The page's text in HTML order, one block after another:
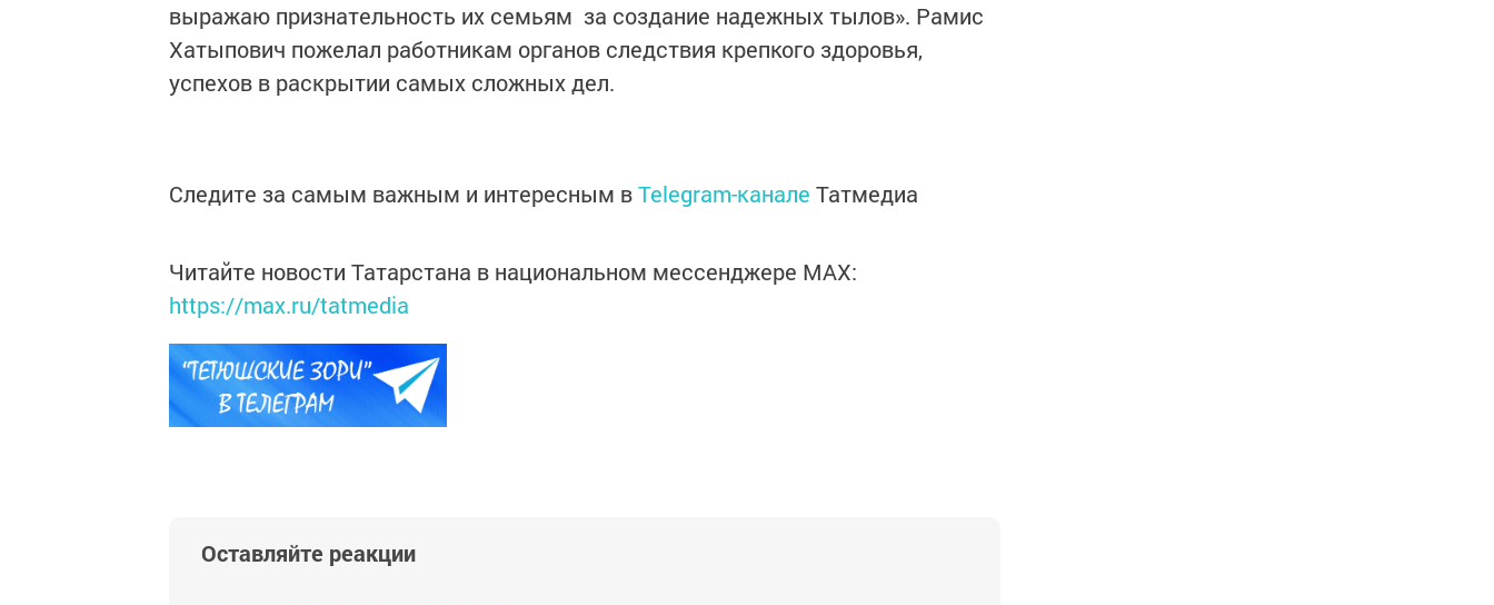
выражаю признательность их семьям за создание надежных тылов». Рамис
Хатыпович пожелал работникам органов следствия крепкого здоровья,
успехов в раскрытии самых сложных дел.
Следите за самым важным и интересным вTelegram-канале Татмедиа
Читайте новости Татарстана в национальном мессенджере MАХ:
https://max.ru/tatmedia
Оставляйте реакции